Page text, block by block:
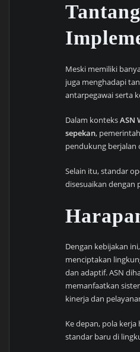
Meski memiliki
juga menghadapi
antarpegawai serta
Dalam konteksASN
sepekan,
pendukung berjalan
Selain itu, standar
disesuaikan dengan
Dengan kebijakan
menciptakan
dan adaptif. ASN
memanfaatkan
kinerja dan
Ke depan, pola
standar baru di